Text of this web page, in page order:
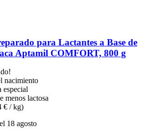
para Lactantes a Base de
Aptamil COMFORT, 800 g
nacimiento
especial
menos lactosa
€ / kg)
18 agosto